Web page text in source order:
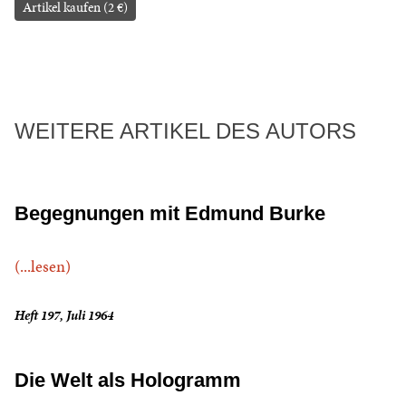
Artikel kaufen (2 €)
WEITERE ARTIKEL DES AUTORS
Begegnungen mit Edmund Burke
(...lesen)
Heft 197, Juli 1964
Die Welt als Hologramm